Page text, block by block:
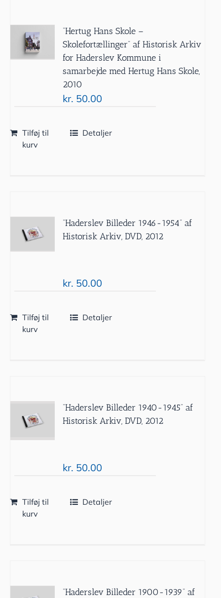
”Hertug Hans Skole –
Skolefortællinger” af Historisk Arkiv
for Haderslev Kommune i
samarbejde med Hertug Hans Skole,
2010
kr. 50.00
Tilføj til
kurv
Detaljer
”Haderslev Billeder 1946-1954” af
Historisk Arkiv, DVD, 2012
kr. 50.00
Tilføj til
kurv
Detaljer
”Haderslev Billeder 1940-1945” af
Historisk Arkiv, DVD, 2012
kr. 50.00
Tilføj til
kurv
Detaljer
”Haderslev Billeder 1900-1939” af